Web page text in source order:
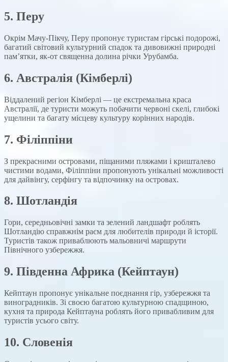
5. Перу
Окрім Мачу-Пікчу, Перу пропонує туристам гірські подорожі,
багатий світовий культурний спадок та дивовижні природні
пам’ятки, як-от священна долина річки Урубамба.
6. Австралія (Кімберлі)
Віддалений регіон Кімберлі — це екстремальна краса
Австралії, де туристи можуть побачити червоні скелі, глибокі
ущелини та багату місцеву культуру корінних народів.
7. Філіппіни
З прекрасними островами, піщаними пляжами і кришталево
чистими водами, Філіппіни пропонують унікальні можливості
для дайвінгу, серфінгу та відпочинку на островах.
8. Шотландія
Гори, середньовічні замки та зелений ландшафт роблять
Шотландію справжнім раєм для любителів природи й історії.
Туристів також приваблюють мальовничі маршрути
Північного узбережжя.
9. Південна Африка (Кейптаун)
Кейптаун пропонує унікальне поєднання гір, узбережжя та
виноградників. Зі своєю багатою культурною спадщиною,
кухня та природа Кейптауна роблять його привабливим для
туристів усього світу.
10. Словенія